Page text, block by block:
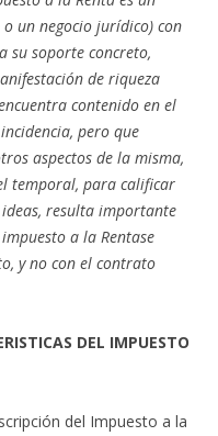
un negocio jurídico) con
su soporte concreto,
de riqueza
contenido en el
pero que
aspectos de la misma,
temporal, para calificar
ideas, resulta importante
a la Rentase
y no con el contrato
DEL IMPUESTO
del Impuesto a la